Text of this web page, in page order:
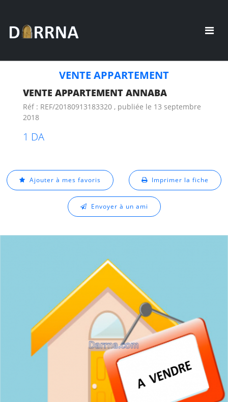
VENTE APPARTEMENT
VENTE APPARTEMENT ANNABA
Réf : REF/20180913183320 , publiée le 13 septembre
2018
1 DA
Ajouter à mes favoris Imprimer la fiche
Envoyer à un ami